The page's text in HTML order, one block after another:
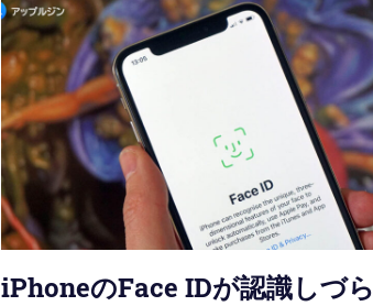
iPhoneのFace IDが認識しづら